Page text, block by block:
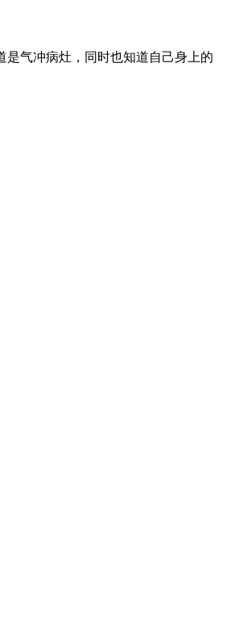
气冲病灶，同时也知道自己身上的